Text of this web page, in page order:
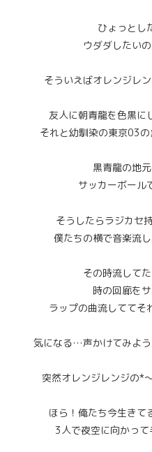
ひょっとし
ウダダしたい
そういえばオレンジレ
友人に朝青龍を色黒に
それと幼馴染の東京03
黒青龍の地
サッカーボール
そうしたらラジカセ
僕たちの横で音楽流
その時流して
時の回廊を
ラップの曲流してて
気になる…声かけてみよ
突然オレンジレンジの*
ほら！俺たち今生きて
3人で夜空に向かっ